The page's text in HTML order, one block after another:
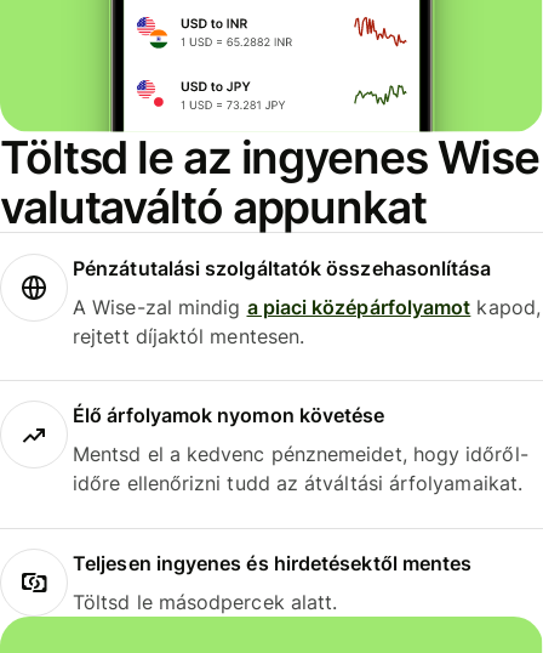
Töltsd le az ingyenes Wise
valutaváltó appunkat
Pénzátutalási szolgáltatók összehasonlítása
A Wise-zal mindig a piaci középárfolyamot kapod,
rejtett díjaktól mentesen.
Élő árfolyamok nyomon követése
Mentsd el a kedvenc pénznemeidet, hogy időről-
időre ellenőrizni tudd az átváltási árfolyamaikat.
Teljesen ingyenes és hirdetésektől mentes
Töltsd le másodpercek alatt.